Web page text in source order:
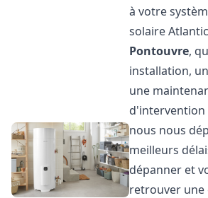
à votre
solaire Atlantic
Pontouvre,
installation,
une
d'intervention
nous nous
meilleurs
dépanner et
retrouver une